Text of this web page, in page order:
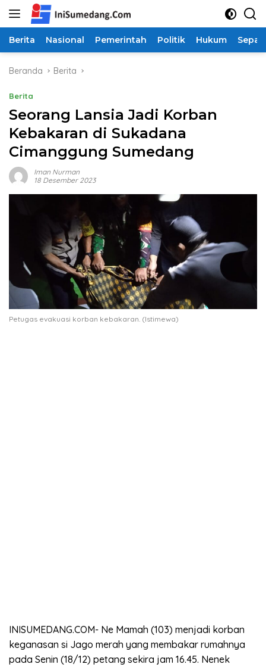
Langsung
Berita Nasional Pemerintah Politik Hukum
Beranda Berita
Berita
Seorang Lansia Jadi Korban
Kebakaran di Sukadana
Cimanggung Sumedang
Iman Nurman
18 Desember 2023
Petugas evakuasi korban kebakaran. (Istimewa)
INISUMEDANG.COM- Ne Mamah (103) menjadi korban
keganasan si Jago merah yang membakar rumahnya
pada Senin (18/12) petang sekira jam 16.45. Nenek